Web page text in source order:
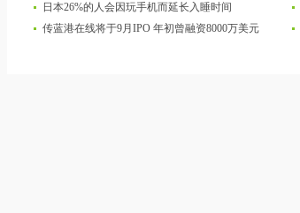
日本26%的人会因玩手机而延长入睡时间
传蓝港在线将于9月IPO 年初曾融资8000万美元